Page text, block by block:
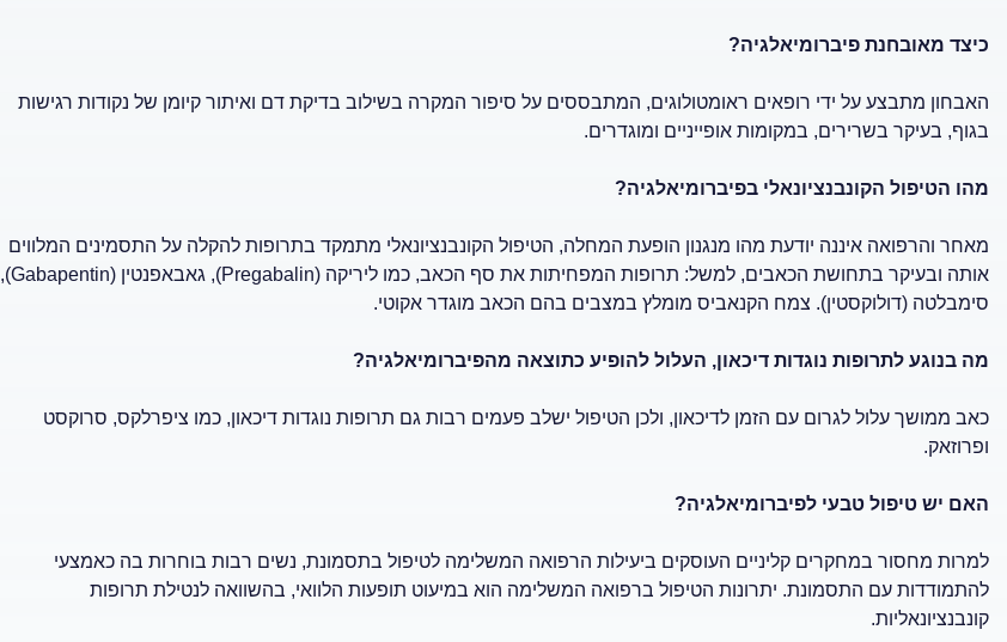
כיצד מאובחנת פיברומיאלגיה?
האבחון מתבצע על ידי רופאים ראומטולוגים, המתבססים על סיפור המקרה בשילוב בדיקת דם ואיתור קיומן של נקודות רגישות
בגוף, בעיקר בשרירים, במקומות אופייניים ומוגדרים.
מהו הטיפול הקונבנציונאלי בפיברומיאלגיה?
מאחר והרפואה איננה יודעת מהו מנגנון הופעת המחלה, הטיפול הקונבנציונאלי מתמקד בתרופות להקלה על התסמינים המלווים
אותה ובעיקר בתחושת הכאבים, למשל: תרופות המפחיתות את סף הכאב, כמו ליריקה (Pregabalin), גאבאפנטין (Gabapentin),
סימבלטה (דולוקסטין). צמח הקנאביס מומלץ במצבים בהם הכאב מוגדר אקוטי.
מה בנוגע לתרופות נוגדות דיכאון, העלול להופיע כתוצאה מהפיברומיאלגיה?
כאב ממושך עלול לגרום עם הזמן לדיכאון, ולכן הטיפול ישלב פעמים רבות גם תרופות נוגדות דיכאון, כמו ציפרלקס, סרוקסט
ופרוזאק.
האם יש טיפול טבעי לפיברומיאלגיה?
למרות מחסור במחקרים קליניים העוסקים ביעילות הרפואה המשלימה לטיפול בתסמונת, נשים רבות בוחרות בה כאמצעי
להתמודדות עם התסמונת. יתרונות הטיפול ברפואה המשלימה הוא במיעוט תופעות הלוואי, בהשוואה לנטילת תרופות
קונבנציונאליות.